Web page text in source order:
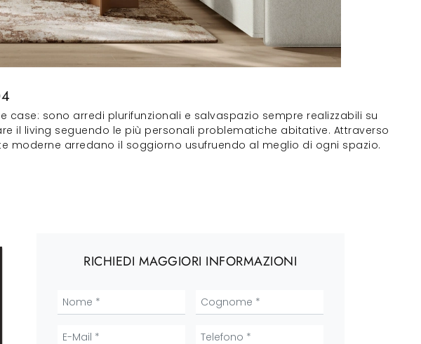
sono arredi plurifunzionali e salvaspazio sempre realizzabili su
il living seguendo le più personali problematiche abitative. Attraverso
moderne arredano il soggiorno usufruendo al meglio di ogni spazio.
RICHIEDI MAGGIORI INFORMAZIONI